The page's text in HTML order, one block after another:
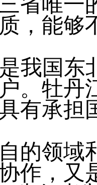
，能够
我国东
。牡丹
有承担
的领域
作，又